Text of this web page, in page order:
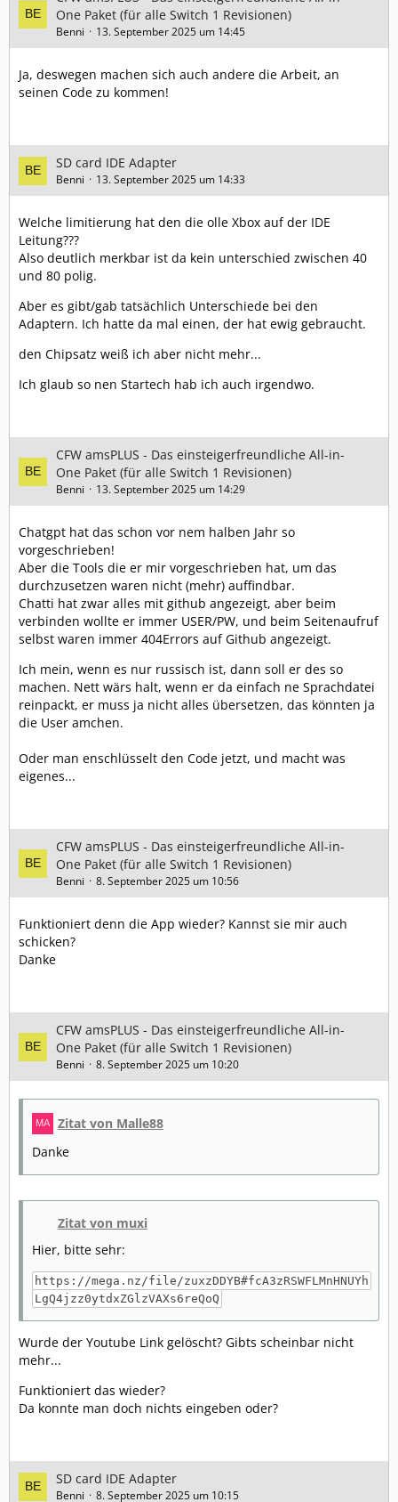
• Theme-Option hinzugefügt, um die IP-Adresse
auszublenden.
• Laden der FTP-Konfiguration aus ftpsrv entfernt.
• Optionen für FTP und MTP hinzugefügt, um Port,
Benutzer, Passwort sowie die Sichtbarkeit von
• Behoben: FTP/MTP-Spiel-Dump schlug fehl, wenn es
sich um eine Gamecard mit installiertem Update
und/oder DLC handelte. Da die Gamecard nicht
eingelegt war, wurde der Ordner als leer angezeigt.
Dies ist nun behoben – installierte Inhalte werden
angezeigt, egal ob die Gamecard eingelegt ist oder
nicht.
⸻
Hintergrund der Änderungen am Menüstatus (Akku,
Uhrzeit):
In diesem Update habe ich die Anzeige von Uhrzeit und
internen Speichers und der SD-Karte hinzugefügt.
gleichzeitig angezeigt werden. Uhrzeit und Akku lassen
sich ohnehin jederzeit über das Drücken/Halten der
Home-Taste abrufen – dadurch waren 2 von 3
angezeigten Elementen überflüssig.
Die Anzeige der IP-Adresse ist hingegen nützlich, da
man diese normalerweise nur über die Einstellungen
findet. Die Anzeige der Speichergröße fehlte bisher
komplett – mit den neu hinzugefügten Mount-Optionen
und der Installation von Spielen usw. wurde es jedoch
wichtig, diese sichtbar zu machen.
Die beste Lösung war also, die überflüssigen Anzeigen
durch die Speichergrößen zu ersetzen. Als Bonus habe
ich eine Theme-Option hinzugefügt, um die Anzeige der
IP-Adresse zu deaktivieren, falls du diese nicht
brauchst.
Zugriff auf Mounts via FTP/MTP:
nutzen!
So geht’s:
1. Aktiviere zunächst die Option „Show mounts“ in den
Netzwerkeinstellungen für FTP oder MTP.
oder mit einem FTP-Client wie FileZilla mit deiner
Switch.
3. Dort siehst du einen Ordner namens „mounts“, der
Der Grund, warum diese Option standardmäßig
deaktiviert ist: Manche PC-Clients scannen Ordner
rekursiv, um deren Inhalt zu überprüfen. Würden alle
Netzwerk-Mounts gleichzeitig rekursiv durchsucht, wäre
das sehr langsam. Die meisten Clients (Windows,
FileZilla) tun dies jedoch nicht, daher ist es in der Regel
unproblematisch, die Option zu aktivieren.
One Paket (für alle Switch 1 Revisionen)
Benni 13. September 2025 um 14:45
Ja, deswegen machen sich auch andere die Arbeit, an
seinen Code zu kommen!
SD card IDE Adapter
Benni 13. September 2025 um 14:33
Welche limitierung hat den die olle Xbox auf der IDE
Leitung???
Also deutlich merkbar ist da kein unterschied zwischen 40
und 80 polig.
Aber es gibt/gab tatsächlich Unterschiede bei den
Adaptern. Ich hatte da mal einen, der hat ewig gebraucht.
den Chipsatz weiß ich aber nicht mehr...
Ich glaub so nen Startech hab ich auch irgendwo.
CFW amsPLUS - Das einsteigerfreundliche All-in-
One Paket (für alle Switch 1 Revisionen)
Benni 13. September 2025 um 14:29
Chatgpt hat das schon vor nem halben Jahr so
vorgeschrieben!
Aber die Tools die er mir vorgeschrieben hat, um das
durchzusetzen waren nicht (mehr) auffindbar.
Chatti hat zwar alles mit github angezeigt, aber beim
verbinden wollte er immer USER/PW, und beim Seitenaufruf
selbst waren immer 404Errors auf Github angezeigt.
Ich mein, wenn es nur russisch ist, dann soll er des so
machen. Nett wärs halt, wenn er da einfach ne Sprachdatei
reinpackt, er muss ja nicht alles übersetzen, das könnten ja
die User amchen.
Oder man enschlüsselt den Code jetzt, und macht was
eigenes...
CFW amsPLUS - Das einsteigerfreundliche All-in-
One Paket (für alle Switch 1 Revisionen)
Benni 8. September 2025 um 10:56
Funktioniert denn die App wieder? Kannst sie mir auch
schicken?
Danke
CFW amsPLUS - Das einsteigerfreundliche All-in-
One Paket (für alle Switch 1 Revisionen)
Benni 8. September 2025 um 10:20
Zitat von Malle88
Danke
Zitat von muxi
Hier, bitte sehr:
https://mega.nz/file/zuxzDDYB#fcA3zRSWFLMnHNUYh
LgQ4jzz0ytdxZGlzVAXs6reQoQ
Wurde der Youtube Link gelöscht? Gibts scheinbar nicht
mehr...
Funktioniert das wieder?
Da konnte man doch nichts eingeben oder?
SD card IDE Adapter
Benni 8. September 2025 um 10:15